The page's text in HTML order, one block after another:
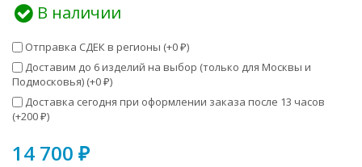
В наличии
Отправка СДЕК в регионы (+0 ₽)
Доставим до 6 изделий на выбор (только для Москвы и
Подмосковья) (+0 ₽)
Доставка сегодня при оформлении заказа после 13 часов
(+200 ₽)
14 700 ₽